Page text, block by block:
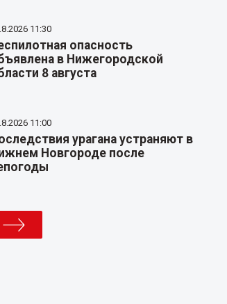
11:30
опасность
в Нижегородской
8 августа
11:00
урагана устраняют в
Новгороде после